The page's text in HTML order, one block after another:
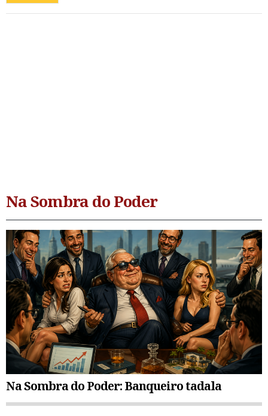
Na Sombra do Poder
Na Sombra do Poder: Banqueiro tadala